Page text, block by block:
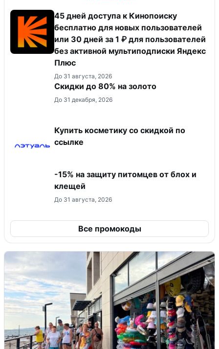
45 дней доступа к Кинопоиску
бесплатно для новых пользователей
или 30 дней за 1 ₽ для пользователей
без активной мультиподписки Яндекс
Плюс
До 31 августа, 2026
Скидки до 80% на золото
До 31 декабря, 2026
Купить косметику со скидкой по
ссылке
-15% на защиту питомцев от блох и
клещей
До 31 августа, 2026
Все промокоды